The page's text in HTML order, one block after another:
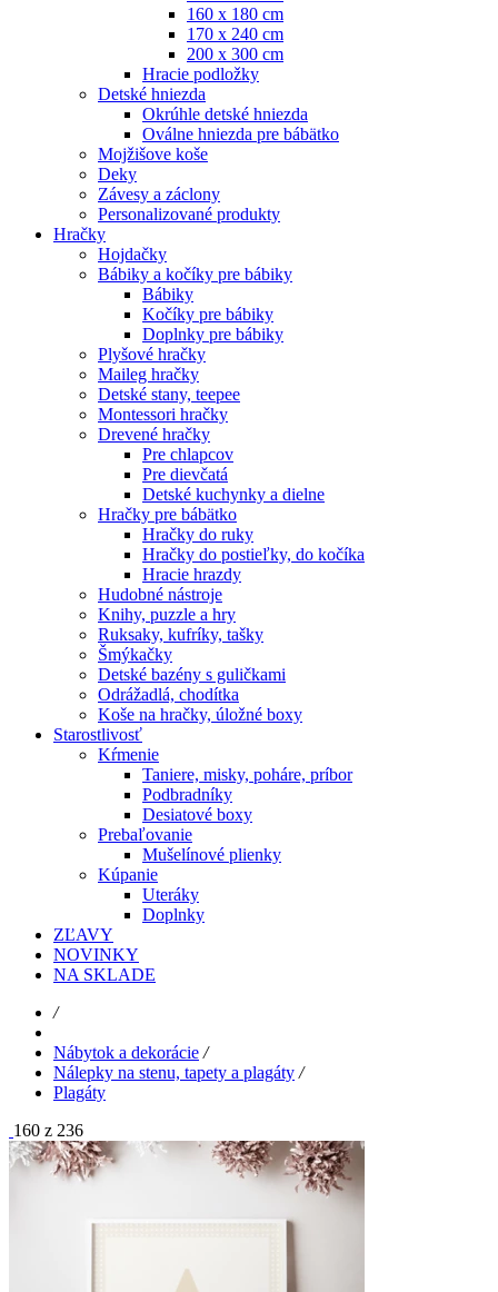
160 x 180 cm
170 x 240 cm
200 x 300 cm
Hracie podložky
Detské hniezda
Okrúhle detské hniezda
Oválne hniezda pre bábätko
Mojžišove koše
Deky
Závesy a záclony
Personalizované produkty
Hračky
Hojdačky
Bábiky a kočíky pre bábiky
Bábiky
Kočíky pre bábiky
Doplnky pre bábiky
Plyšové hračky
Maileg hračky
Detské stany, teepee
Montessori hračky
Drevené hračky
Pre chlapcov
Pre dievčatá
Detské kuchynky a dielne
Hračky pre bábätko
Hračky do ruky
Hračky do postieľky, do kočíka
Hracie hrazdy
Hudobné nástroje
Knihy, puzzle a hry
Ruksaky, kufríky, tašky
Šmýkačky
Detské bazény s guličkami
Odrážadlá, chodítka
Koše na hračky, úložné boxy
Starostlivosť
Kŕmenie
Taniere, misky, poháre, príbor
Podbradníky
Desiatové boxy
Prebaľovanie
Mušelínové plienky
Kúpanie
Uteráky
Doplnky
ZĽAVY
NOVINKY
NA SKLADE
/
Nábytok a dekorácie /
Nálepky na stenu, tapety a plagáty /
Plagáty
160 z 236